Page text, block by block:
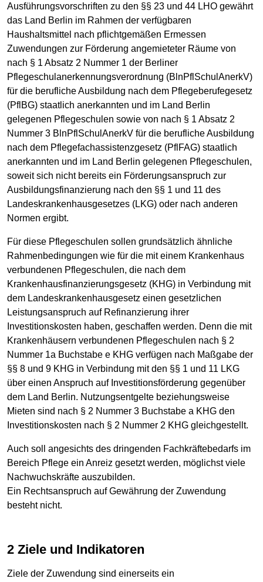
Ausführungsvorschriften zu den §§ 23 und 44 LHO gewährt
das Land Berlin im Rahmen der verfügbaren
Haushaltsmittel nach pflichtgemäßen Ermessen
Zuwendungen zur Förderung angemieteter Räume von
nach § 1 Absatz 2 Nummer 1 der Berliner
Pflegeschulanerkennungsverordnung (BlnPflSchulAnerkV)
für die berufliche Ausbildung nach dem Pflegeberufegesetz
(PflBG) staatlich anerkannten und im Land Berlin
gelegenen Pflegeschulen sowie von nach § 1 Absatz 2
Nummer 3 BlnPflSchulAnerkV für die berufliche Ausbildung
nach dem Pflegefachassistenzgesetz (PflFAG) staatlich
anerkannten und im Land Berlin gelegenen Pflegeschulen,
soweit sich nicht bereits ein Förderungsanspruch zur
Ausbildungsfinanzierung nach den §§ 1 und 11 des
Landeskrankenhausgesetzes (LKG) oder nach anderen
Normen ergibt.
Für diese Pflegeschulen sollen grundsätzlich ähnliche
Rahmenbedingungen wie für die mit einem Krankenhaus
verbundenen Pflegeschulen, die nach dem
Krankenhausfinanzierungsgesetz (KHG) in Verbindung mit
dem Landeskrankenhausgesetz einen gesetzlichen
Leistungsanspruch auf Refinanzierung ihrer
Investitionskosten haben, geschaffen werden. Denn die mit
Krankenhäusern verbundenen Pflegeschulen nach § 2
Nummer 1a Buchstabe e KHG verfügen nach Maßgabe der
§§ 8 und 9 KHG in Verbindung mit den §§ 1 und 11 LKG
über einen Anspruch auf Investitionsförderung gegenüber
dem Land Berlin. Nutzungsentgelte beziehungsweise
Mieten sind nach § 2 Nummer 3 Buchstabe a KHG den
Investitionskosten nach § 2 Nummer 2 KHG gleichgestellt.
Auch soll angesichts des dringenden Fachkräftebedarfs im
Bereich Pflege ein Anreiz gesetzt werden, möglichst viele
Nachwuchskräfte auszubilden.
Ein Rechtsanspruch auf Gewährung der Zuwendung
besteht nicht.
2 Ziele und Indikatoren
Ziele der Zuwendung sind einerseits ein